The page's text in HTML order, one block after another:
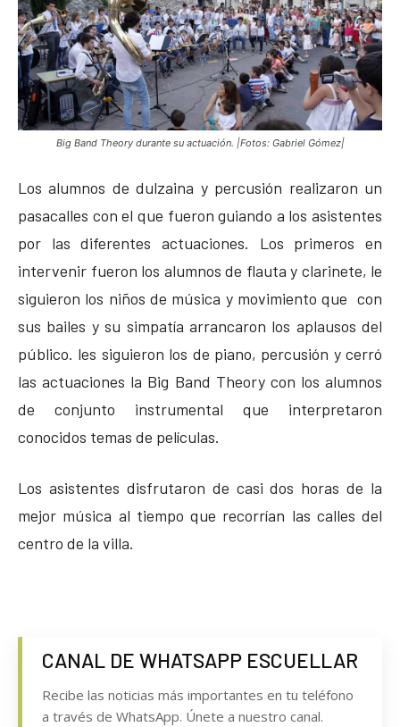
Big Band Theory durante su actuación. |Fotos: Gabriel Gómez|
Los alumnos de dulzaina y percusión realizaron un
pasacalles con el que fueron guiando a los asistentes
por las diferentes actuaciones. Los primeros en
intervenir fueron los alumnos de flauta y clarinete, le
siguieron los niños de música y movimiento que con
sus bailes y su simpatía arrancaron los aplausos del
público. les siguieron los de piano, percusión y cerró
las actuaciones la Big Band Theory con los alumnos
de conjunto instrumental que interpretaron
conocidos temas de películas.
Los asistentes disfrutaron de casi dos horas de la
mejor música al tiempo que recorrían las calles del
centro de la villa.
CANAL DE WHATSAPP ESCUELLAR
Recibe las noticias más importantes en tu teléfono
a través de WhatsApp. Únete a nuestro canal.